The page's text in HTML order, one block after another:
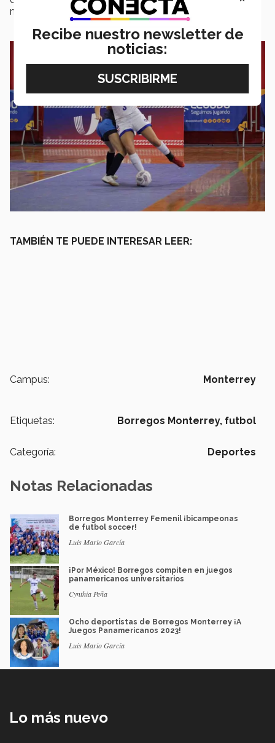
mundial de China en el 2025.
TAMBIÉN TE PUEDE INTERESAR LEER:
Campus: Monterrey
Etiquetas: Borregos Monterrey, futbol
Categoría: Deportes
Notas Relacionadas
Borregos Monterrey Femenil ¡bicampeonas
de futbol soccer!
Luis Mario García
¡Por México! Borregos compiten en juegos
panamericanos universitarios
Cynthia Peña
Ocho deportistas de Borregos Monterrey ¡A
Juegos Panamericanos 2023!
Luis Mario García
Lo más nuevo
Recibe nuestro newsletter de
noticias: